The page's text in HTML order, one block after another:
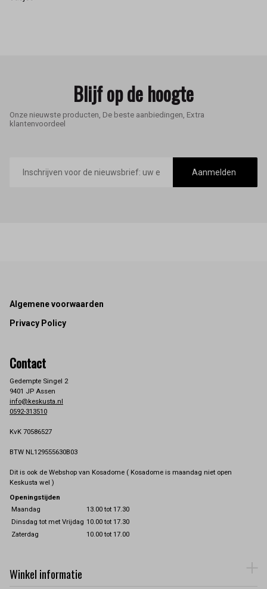
Blijf op de hoogte
Onze nieuwste producten, De beste aanbiedingen, Extra
klantenvoordeel
mailadres
Aanmelden
Footer
Algemene voorwaarden
Privacy Policy
Contact
Gedempte Singel 2
9401 JP Assen
info@keskusta.nl
0592-313510
KvK 70586527
BTW NL129555630B03
Dit is ook de Webshop van Kosadome ( Kosadome is maandag niet open
Keskusta wel )
Openingstijden
Maandag
13.00 tot 17.30
Dinsdag tot met Vrijdag 10.00 tot 17.30
Zaterdag
10.00 tot 17.00
Winkel informatie